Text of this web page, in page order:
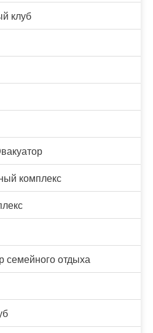
клуб
комплекс
семейного отдыха